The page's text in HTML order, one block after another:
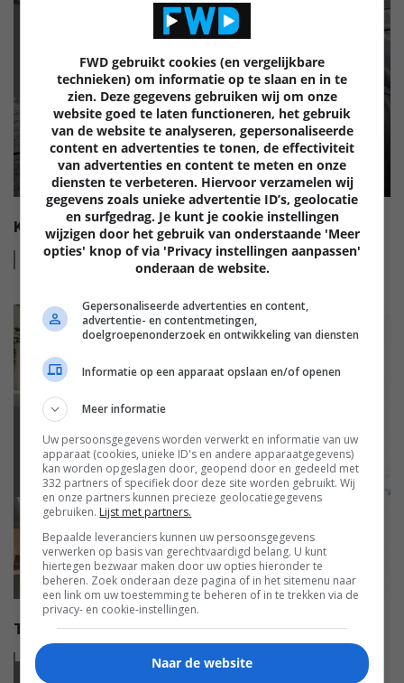
KOOPGIDS: HOOFDTELEFOONS
Leesmeer
TEST: ROTEL T14
Lees
FWD gebruikt cookies (en vergelijkbare
technieken) om informatie op te slaan en in te
zien. Deze gegevens gebruiken wij om onze
website goed te laten functioneren, het gebruik
van de website te analyseren, gepersonaliseerde
content en advertenties te tonen, de effectiviteit
van advertenties en content te meten en onze
diensten te verbeteren. Hiervoor verzamelen wij
gegevens zoals unieke advertentie ID’s, geolocatie
en surfgedrag. Je kunt je cookie instellingen
wijzigen door het gebruik van onderstaande 'Meer
opties' knop of via 'Privacy instellingen aanpassen'
onderaan de website.
Gepersonaliseerde advertenties en content,
advertentie- en contentmetingen,
doelgroepenonderzoek en ontwikkeling van diensten
Informatie op een apparaat opslaan en/of openen
Meer informatie
Uw persoonsgegevens worden verwerkt en informatie van uw
apparaat (cookies, unieke ID's en andere apparaatgegevens)
kan worden opgeslagen door, geopend door en gedeeld met
332 partners of specifiek door deze site worden gebruikt. Wij
en onze partners kunnen precieze geolocatiegegevens
gebruiken. Lijst met partners.
Bepaalde leveranciers kunnen uw persoonsgegevens
verwerken op basis van gerechtvaardigd belang. U kunt
hiertegen bezwaar maken door uw opties hieronder te
beheren. Zoek onderaan deze pagina of in het sitemenu naar
een link om uw toestemming te beheren of in te trekken via de
privacy- en cookie-instellingen.
Naar de website